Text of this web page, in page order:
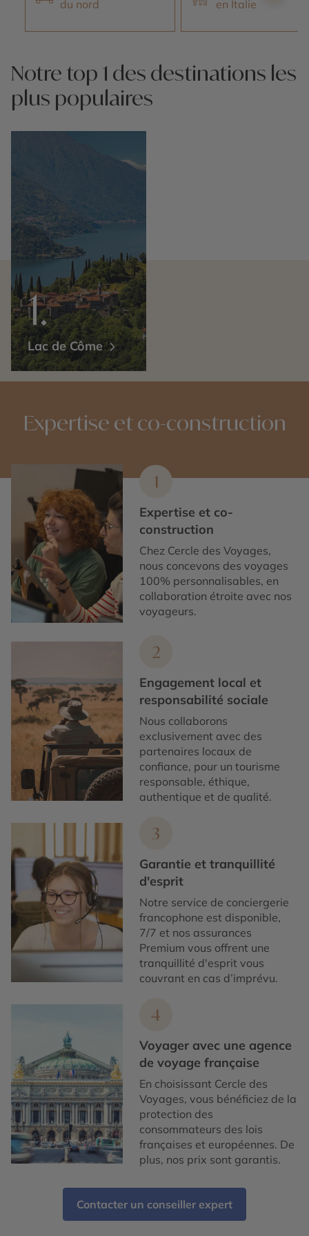
du nord
en Italie
Notre top 1 des destinations les
plus populaires
Lac de Côme
Expertise et co-construction
1
Expertise et co-
construction
Chez Cercle des Voyages,
nous concevons des voyages
100% personnalisables, en
collaboration étroite avec nos
voyageurs.
2
Engagement local et
responsabilité sociale
Nous collaborons
exclusivement avec des
partenaires locaux de
confiance, pour un tourisme
responsable, éthique,
authentique et de qualité.
3
Garantie et tranquillité
d'esprit
Notre service de conciergerie
francophone est disponible,
7/7 et nos assurances
Premium vous offrent une
tranquillité d'esprit vous
couvrant en cas d’imprévu.
4
Voyager avec une agence
de voyage française
En choisissant Cercle des
Voyages, vous bénéficiez de la
protection des
consommateurs des lois
françaises et européennes. De
plus, nos prix sont garantis.
Contacter un conseiller expert